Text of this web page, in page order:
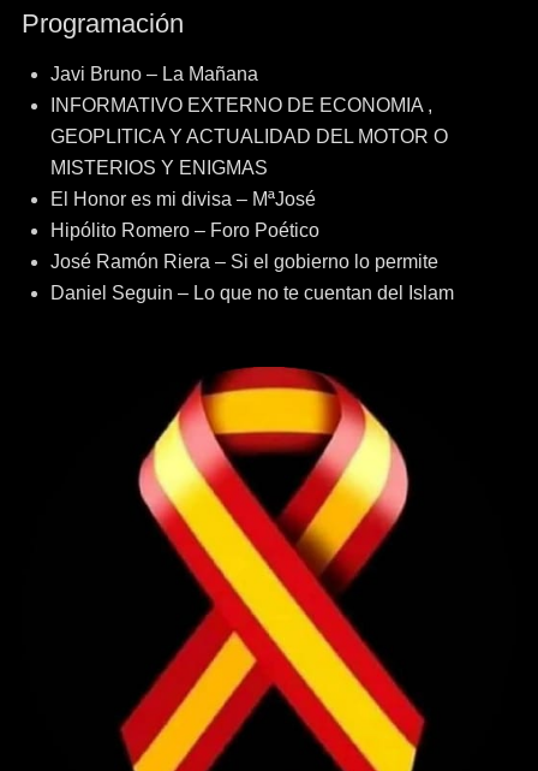
Programación
Javi Bruno – La Mañana
INFORMATIVO EXTERNO DE ECONOMIA ,
GEOPLITICA Y ACTUALIDAD DEL MOTOR O
MISTERIOS Y ENIGMAS
El Honor es mi divisa – MªJosé
Hipólito Romero – Foro Poético
José Ramón Riera – Si el gobierno lo permite
Daniel Seguin – Lo que no te cuentan del Islam